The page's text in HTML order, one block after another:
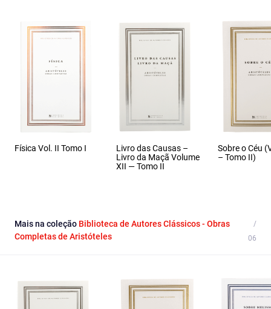
Física Vol. II Tomo I
Livro das Causas –
Livro da Maçã Volume
XII — Tomo II
Sobre o Céu
– Tomo II)
Mais na coleção Biblioteca de Autores Clássicos - Obras
Completas de Aristóteles